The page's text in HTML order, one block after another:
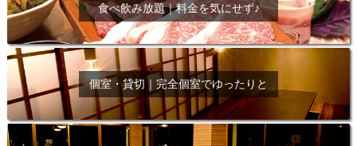
食べ飲み放題｜料金を気にせず♪
個室・貸切｜完全個室でゆったりと